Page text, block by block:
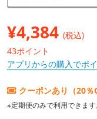
¥4,384 (税込)
43ポイント
アプリからの購入でポ
クーポンあり（20％
※定期便のみで利用できます